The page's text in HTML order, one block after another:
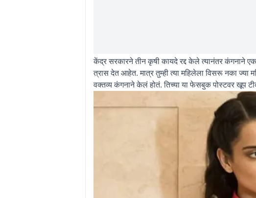
केंद्र सरकारने तीन कृषी कायदे रद्द केले त्यानंतर कंगनाने एक
त्रास देत आहेत. मात्र तुम्ही त्या महिलेला विसरू नका ज्या
वक्तव्य कंगनाने केलं होतं. तिच्या या फेसबुक पोस्टवर खूप